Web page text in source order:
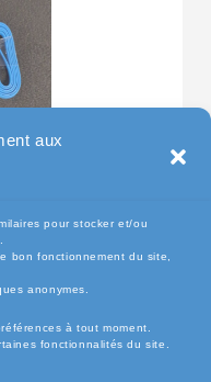
aux
pour stocker et/ou
bon fonctionnement du site,
anonymes.
à tout moment.
fonctionnalités du site.